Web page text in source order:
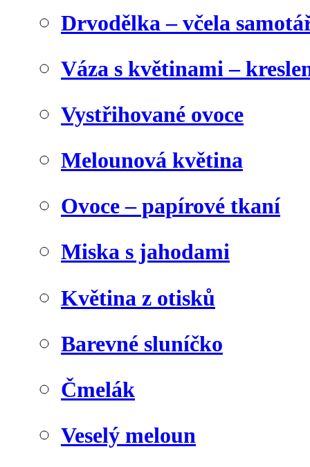
Drvodělka – včela
Váza s květinami –
Vystřihované ovoce
Melounová květina
Ovoce – papírové tkaní
Miska s jahodami
Květina z otisků
Barevné sluníčko
Čmelák
Veselý meloun